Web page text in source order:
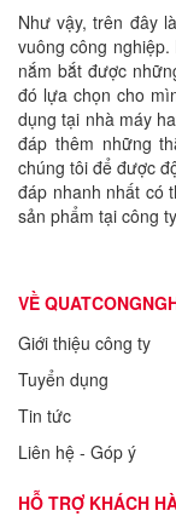
Như vậy, trên đây
vuông công
nắm bắt được
đó lựa chọn cho
dụng tại nhà máy
đáp thêm những
chúng tôi để được
đáp nhanh nhất có
sản phẩm tại công
VỀ
Giới thiệu công ty
Tuyển dụng
Tin tức
Liên hệ - Góp ý
HỖ TRỢ KHÁCH